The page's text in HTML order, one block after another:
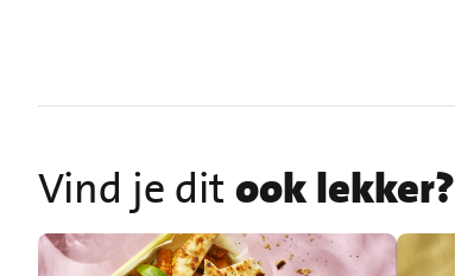
Vind je ditook lekker?